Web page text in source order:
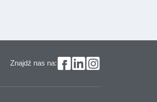
Znajdź nas na: